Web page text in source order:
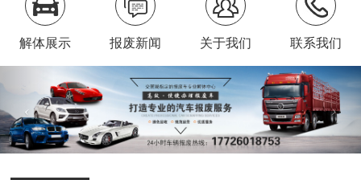
解体展示 报废新闻 关于我们 联系我们